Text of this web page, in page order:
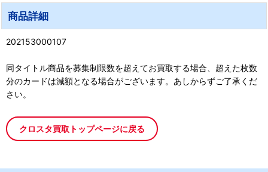
商品詳細
202153000107
同タイトル商品を募集制限数を超えてお買取する場合、超えた枚数
分のカードは減額となる場合がございます。あしからずご了承くだ
さい。
クロスタ買取トップページに戻る